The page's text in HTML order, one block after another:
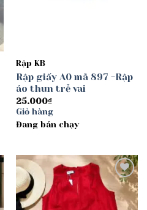
Rập KB
Rập giấy A0 mã 897 -Rập
áo thun trễ vai
25.000₫
Giỏ hàng
Đang bán chạy
Add to
wishlist